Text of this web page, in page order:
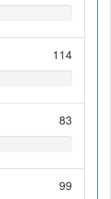
114
83
99